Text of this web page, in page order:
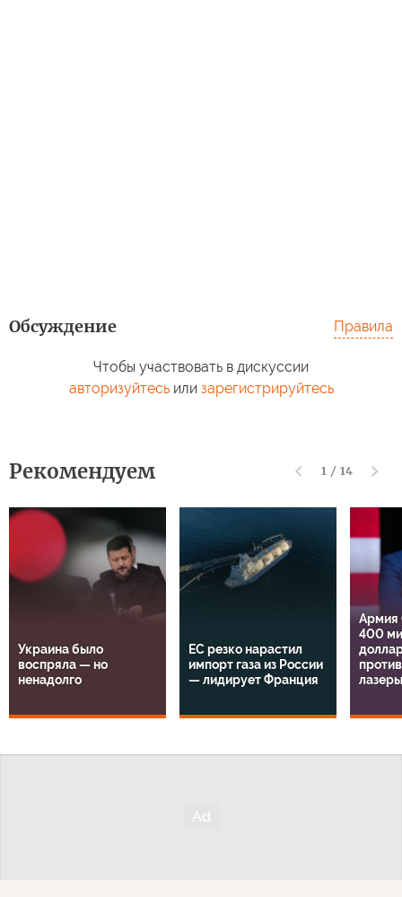
Обсуждение Правила
Чтобы участвовать в дискуссии
авторизуйтесьили зарегистрируйтесь
Рекомендуем 1 / 14
Украина было
воспряла — но
ненадолго
ЕС резко нарастил
импорт газа из России
— лидирует Франция
Армия
400
лазеры